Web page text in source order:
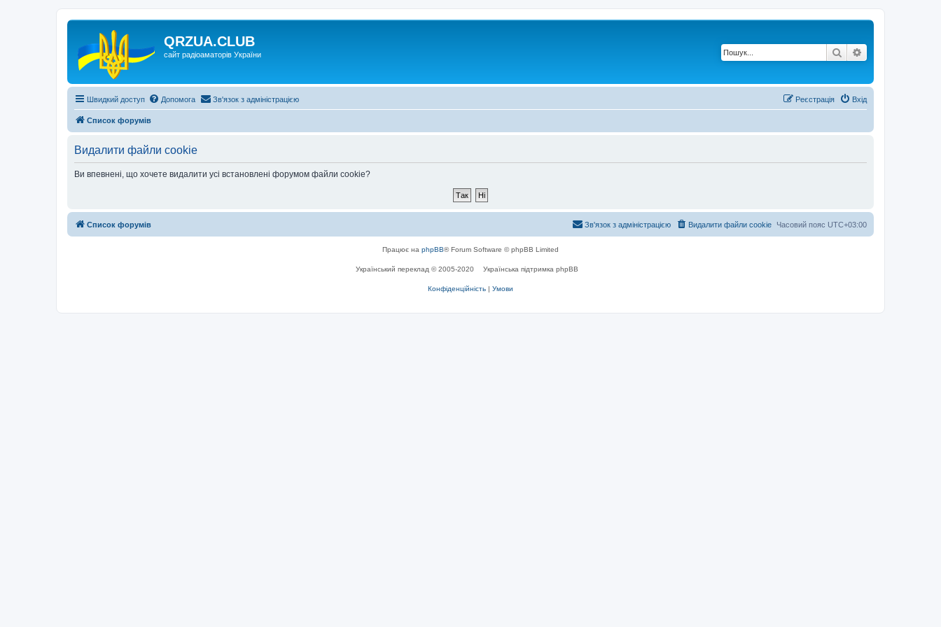
QRZUA.CLUB
сайт радіоаматорів України Пошук
Швидкий доступ Допомога Зв'язок з адміністрацією Вхід
Реєстрація
Список форумів
Видалити файли cookie
Ви впевнені, що хочете видалити усі встановлені форумом файли cookie?
Список форумів Часовий пояс UTC+03:00
Видалити файли cookie
Зв'язок з адміністрацією
Працює на phpBB® Forum Software © phpBB Limited
Український переклад © 2005-2020 Українська підтримка phpBB
Конфіденційність | Умови